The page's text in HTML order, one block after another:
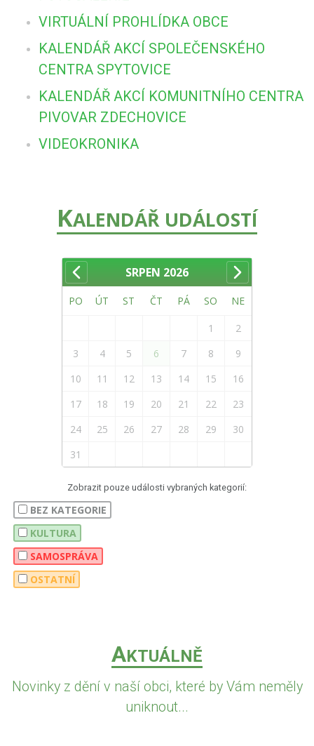
VIRTUÁLNÍ PROHLÍDKA OBCE
KALENDÁŘ AKCÍ SPOLEČENSKÉHO
CENTRA SPYTOVICE
KALENDÁŘ AKCÍ KOMUNITNÍHO CENTRA
PIVOVAR ZDECHOVICE
VIDEOKRONIKA
KALENDÁŘ UDÁLOSTÍ
SRPEN 2026
PO ÚT ST ČT PÁ SO NE
1
2
3
4 5 6 7 8
9
10
11 12 13 14 15
16
17
18 19 20 21 22
23
24
25 26 27 28 29
30
31
Zobrazit pouze události vybraných kategorií:
BEZ KATEGORIE
KULTURA
SAMOSPRÁVA
OSTATNÍ
AKTUÁLNĚ
Novinky z dění v naší obci, které by Vám neměly
uniknout...